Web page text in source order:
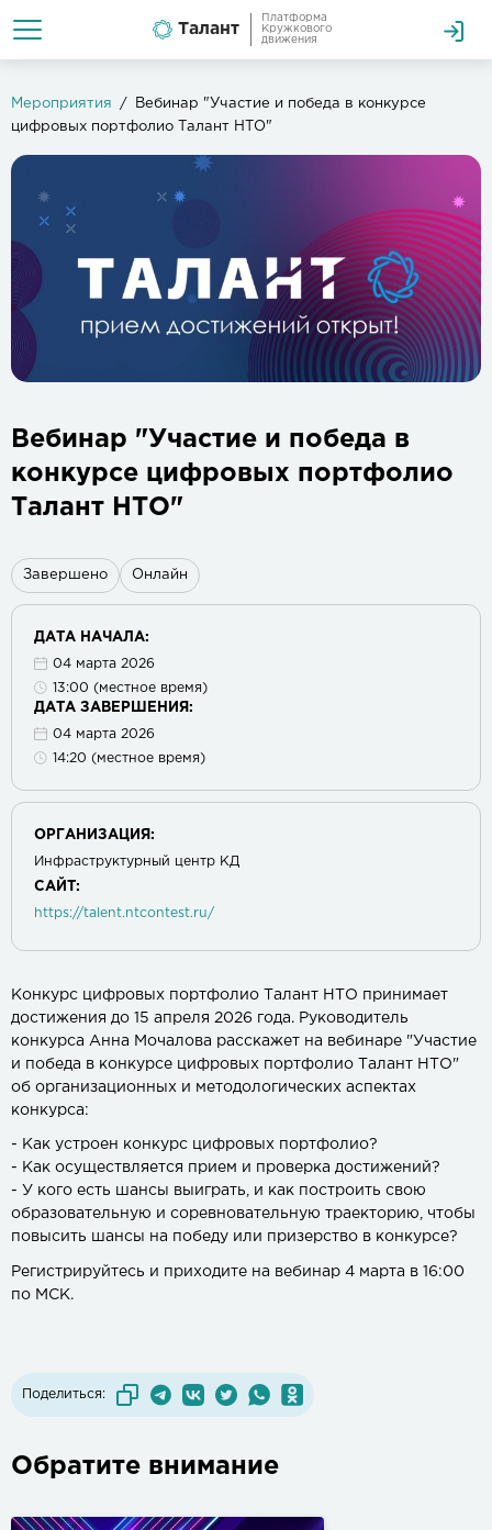
Талант
Платформа
Кружкового
движения
Мероприятия
Вебинар "Участие и победа в конкурсе
цифровых портфолио Талант НТО"
Вебинар "Участие и победа в
конкурсе цифровых портфолио
Талант НТО"
Завершено Онлайн
ДАТА НАЧАЛА:
04 марта 2026
13:00 (местное время)
ДАТА ЗАВЕРШЕНИЯ:
04 марта 2026
14:20 (местное время)
ОРГАНИЗАЦИЯ:
Инфраструктурный центр КД
САЙТ:
https://talent.ntcontest.ru/
Конкурс цифровых портфолио Талант НТО принимает
достижения до 15 апреля 2026 года. Руководитель
конкурса Анна Мочалова расскажет на вебинаре "Участие
и победа в конкурсе цифровых портфолио Талант НТО"
об организационных и методологических аспектах
конкурса:
- Как устроен конкурс цифровых портфолио?
- Как осуществляется прием и проверка достижений?
- У кого есть шансы выиграть, и как построить свою
образовательную и соревновательную траекторию, чтобы
повысить шансы на победу или призерство в конкурсе?
Регистрируйтесь и приходите на вебинар 4 марта в 16:00
по МСК.
Поделиться:
Обратите внимание